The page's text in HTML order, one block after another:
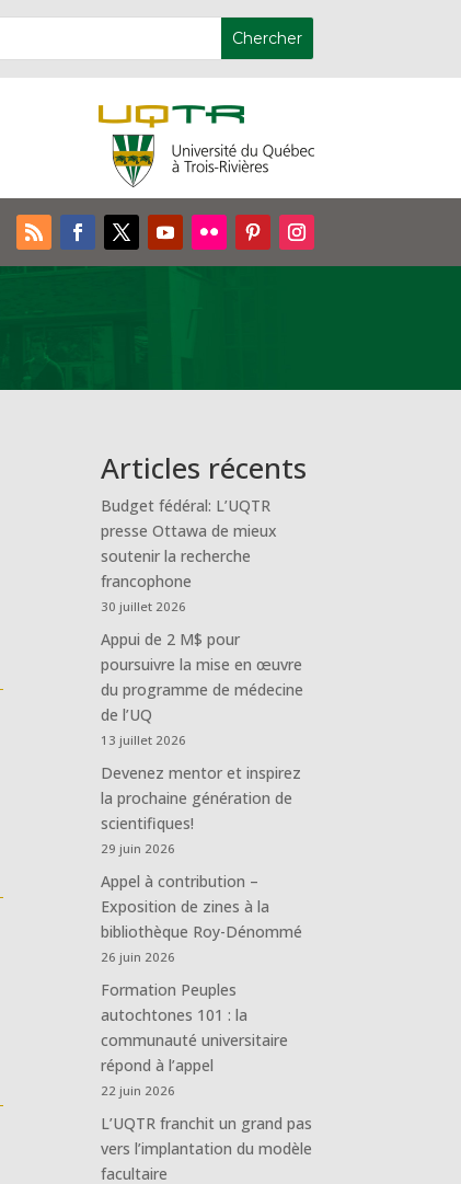
Articles récents
Budget fédéral: L’UQTR
presse Ottawa de mieux
soutenir la recherche
francophone
30 juillet 2026
Appui de 2 M$ pour
poursuivre la mise en œuvre
du programme de médecine
de l’UQ
13 juillet 2026
Devenez mentor et inspirez
la prochaine génération de
scientifiques!
29 juin 2026
Appel à contribution –
Exposition de zines à la
bibliothèque Roy-Dénommé
26 juin 2026
Formation Peuples
autochtones 101 : la
communauté universitaire
répond à l’appel
22 juin 2026
L’UQTR franchit un grand pas
vers l’implantation du modèle
facultaire